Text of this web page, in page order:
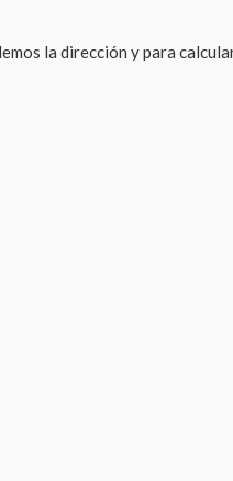
la dirección y para